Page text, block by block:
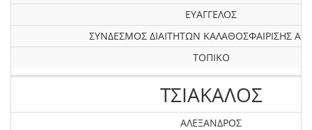
ΕΥΑΓΓΕΛΟΣ
ΣΥΝΔΕΣΜΟΣ ΔΙΑΙΤΗΤΩΝ ΚΑΛΑΘΟΣΦΑΙΡΙΣΗΣ
ΤΟΠΙΚΟ
ΤΣΙΑΚΑΛΟΣ
ΑΛΕΞΑΝΔΡΟΣ